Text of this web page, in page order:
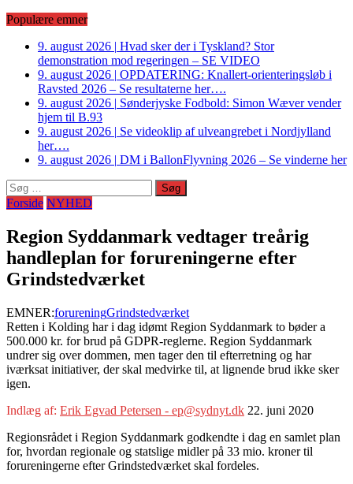
Populære emner
9. august 2026 | Hvad sker der i Tyskland? Stor
demonstration mod regeringen – SE VIDEO
9. august 2026 | OPDATERING: Knallert-orienteringsløb i
Ravsted 2026 – Se resultaterne her….
9. august 2026 | Sønderjyske Fodbold: Simon Wæver vender
hjem til B.93
9. august 2026 | Se videoklip af ulveangrebet i Nordjylland
her….
9. august 2026 | DM i BallonFlyvning 2026 – Se vinderne her
Søg
efter:
Forside NYHED
Region Syddanmark vedtager treårig
handleplan for forureningerne efter
Grindstedværket
EMNER:forureningGrindstedværket
Retten i Kolding har i dag idømt Region Syddanmark to bøder a
500.000 kr. for brud på GDPR-reglerne. Region Syddanmark
undrer sig over dommen, men tager den til efterretning og har
iværksat initiativer, der skal medvirke til, at lignende brud ikke sker
igen.
Indlæg af: Erik Egvad Petersen - ep@sydnyt.dk 22. juni 2020
Regionsrådet i Region Syddanmark godkendte i dag en samlet plan
for, hvordan regionale og statslige midler på 33 mio. kroner til
forureningerne efter Grindstedværket skal fordeles.